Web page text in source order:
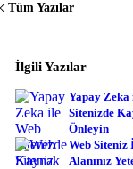
Tüm Yazılar
İlgili Yazılar
Yapay Zeka
Sitenizde
Önleyin
Web Siteniz
Alanınız